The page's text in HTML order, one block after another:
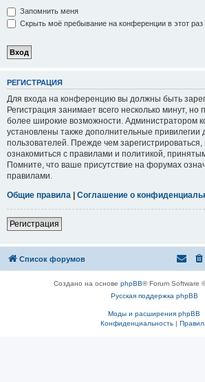
Запомнить меня
Скрыть моё пребывание на конференции в этот раз
РЕГИСТРАЦИЯ
Для входа на конференцию вы должны быть
Регистрация занимает всего несколько минут, но
более широкие возможности. Администратором
установлены также дополнительные привилегии
пользователей. Прежде чем зарегистрироваться,
ознакомиться с правилами и политикой,
Помните, что ваше присутствие на форумах
правилами.
Общие правила | Соглашение о
Регистрация
Список форумов
Создано на основе phpBB® Forum Software
Русская поддержка phpBB
Моды и расширения phpBB
Конфиденциальность|